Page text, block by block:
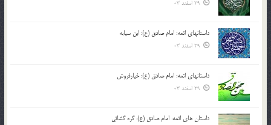
29 اسفند 03
داستانهای ائمه: امام صادق (ع): ابن سیابه
29 اسفند 03
داستانهای ائمه: امام صادق (ع): خیارفروش
29 اسفند 03
داستان های ائمه: امام صادق (ع): گره گشائی